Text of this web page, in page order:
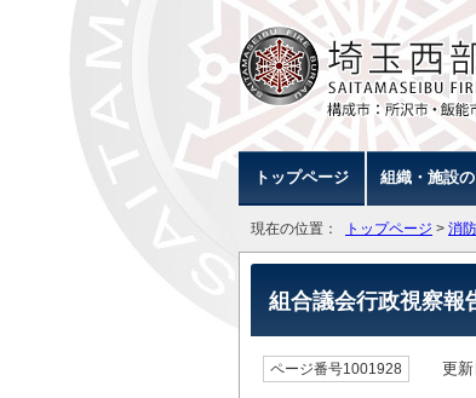
トップページ 組織・施設
現在の位置： トップページ > 消
組合議会行政視察報
ページ番号1001928 更新